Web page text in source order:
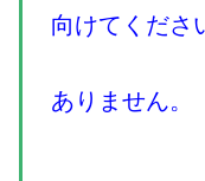
向けてくださ
ありません。